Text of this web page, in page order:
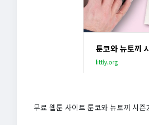
툰코와 뉴토끼
littly.org
무료 웹툰 사이트 툰코와 뉴토끼 시